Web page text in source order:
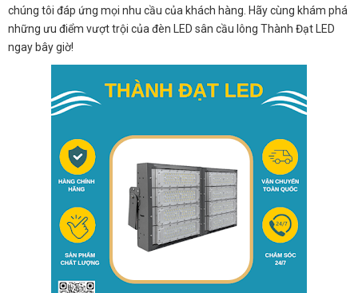
chúng tôi đáp ứng mọi nhu cầu của khách hàng. Hãy cùng khám phá
những ưu điểm vượt trội của đèn LED sân cầu lông Thành Đạt LED
ngay bây giờ!